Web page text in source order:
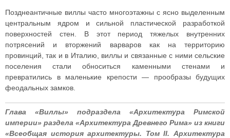
Позднеантичные виллы часто многоэтажны с ясно выделенным
центральным ядром и сильной пластической разработкой
поверхностей стен. В этот период тяжелых внутренних
потрясений и вторжений варваров как на территорию
провинций, так и в Италию, виллы и связанные с ними сельские
поселения стали обноситься каменными стенами и
превратились в маленькие крепости — прообразы будущих
феодальных замков.
Глава «Виллы» подраздела «Архитектура Римской
империи» раздела «Архитектура Древнего Рима» из книги
«Всеобщая история архитектуры. Том II. Архитектура